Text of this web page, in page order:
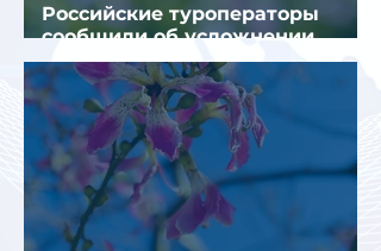
Российские туроператоры
сообщили об усложнении
получения виз в Грецию